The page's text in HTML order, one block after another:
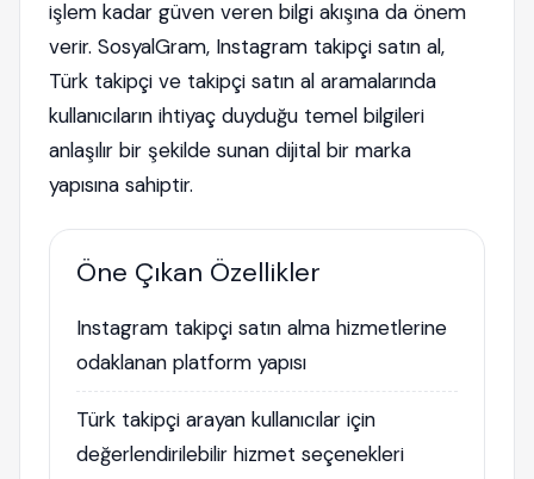
işlem kadar güven veren bilgi akışına da önem
verir. SosyalGram, Instagram takipçi satın al,
Türk takipçi ve takipçi satın al aramalarında
kullanıcıların ihtiyaç duyduğu temel bilgileri
anlaşılır bir şekilde sunan dijital bir marka
yapısına sahiptir.
Öne Çıkan Özellikler
Instagram takipçi satın alma hizmetlerine
odaklanan platform yapısı
Türk takipçi arayan kullanıcılar için
değerlendirilebilir hizmet seçenekleri